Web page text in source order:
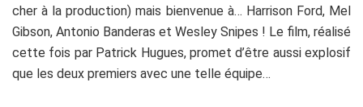
cher à la production) mais bienvenue à… Harrison Ford, Mel
Gibson, Antonio Banderas et Wesley Snipes ! Le film, réalisé
cette fois par Patrick Hugues, promet d’être aussi explosif
que les deux premiers avec une telle équipe…